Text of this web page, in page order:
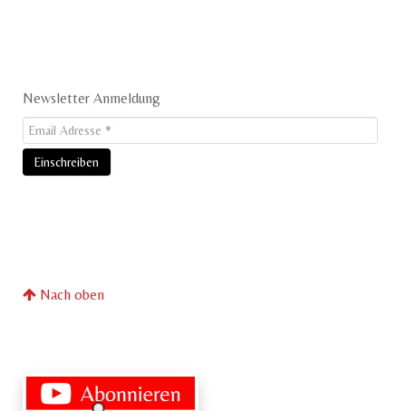
Newsletter Anmeldung
Nach oben